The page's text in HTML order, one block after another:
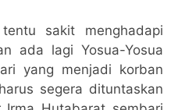
sakit menghadapi
ada lagi Yosua-Yosua
yang menjadi korban
segera dituntaskan